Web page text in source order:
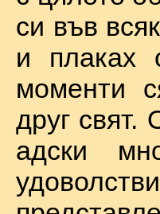
си във
и плаках
моменти
друг свят.
адски